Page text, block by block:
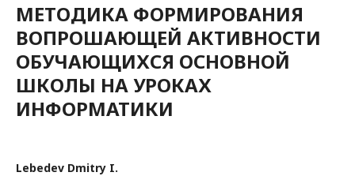
МЕТОДИКА ФОРМИРОВАНИЯ
ВОПРОШАЮЩЕЙ АКТИВНОСТИ
ОБУЧАЮЩИХСЯ ОСНОВНОЙ
ШКОЛЫ НА УРОКАХ
ИНФОРМАТИКИ
Lebedev Dmitry I.